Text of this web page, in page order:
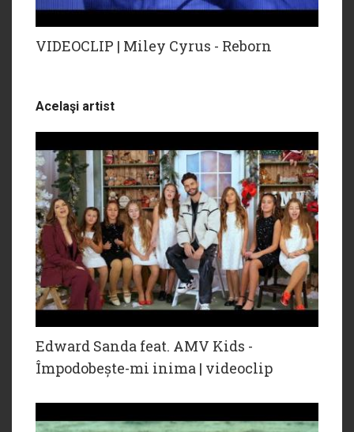
VIDEOCLIP | Miley Cyrus - Reborn
Acelaşi artist
Edward Sanda feat. AMV Kids -
Împodobește-mi inima | videoclip